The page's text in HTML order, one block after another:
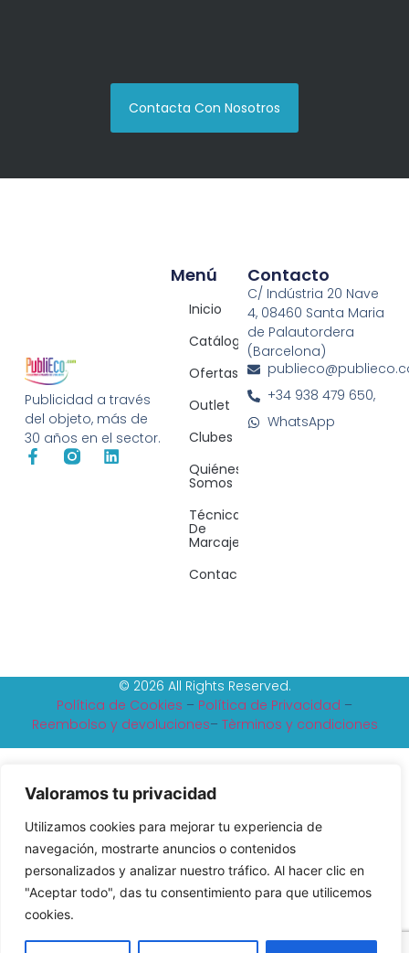
Valoramos tu privacidad
Utilizamos cookies para mejorar tu experiencia de
navegación, mostrarte anuncios o contenidos
personalizados y analizar nuestro tráfico. Al hacer clic en
"Aceptar todo", das tu consentimiento para que utilicemos
cookies.
Contacta Con Nosotros
Publicidad a través
del objeto, más de
30 años en el sector.
Menú
Inicio
Catálogos
Ofertas
Outlet
Clubes
Quiénes
Somos
Técnicas
De
Marcaje
Contacto
Contacto
C/ Indústria 20 Nave
4, 08460 Santa Maria
de Palautordera
(Barcelona)
+34 938 479 650,
WhatsApp
© 2026 All Rights Reserved.
Política de Cookies – Política de Privacidad –
Reembolso y devoluciones– Tèrminos y condiciones